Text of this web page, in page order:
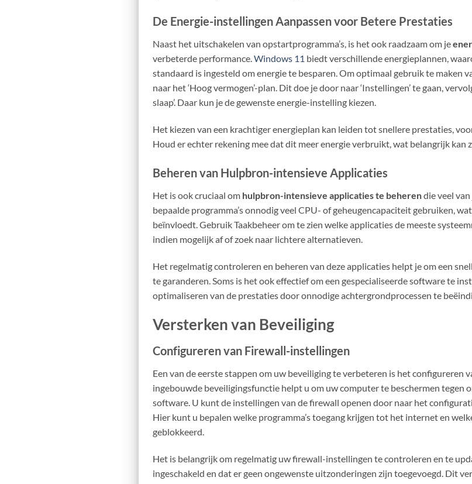
De Energie-instellingen Aanpassen voor Betere Prestaties
Naast het uitschakelen van opstartprogramma’s, is het ook raadzaam om je
verbeterde performance.Windows 11 biedt verschillende energieplannen,
standaard is ingesteld om energie te besparen. Om optimaal gebruik te maken
naar het ‘Hoog vermogen’-plan. Dit doe je door naar ‘Instellingen’ te gaan,
slaap’. Daar kun je de gewenste energie-instelling kiezen.
Het kiezen van een krachtiger energieplan kan leiden tot snellere prestaties,
Houd er echter rekening mee dat dit meer energie verbruikt, wat belangrijk kan
Beheren van Hulpbron-intensieve Applicaties
Het is ook cruciaal om hulpbron-intensieve applicaties te beherendie veel
bepaalde programma’s onnodig veel CPU- of geheugencapaciteit gebruiken,
beïnvloedt. Gebruik Taakbeheer om te zien welke applicaties de meeste
indien mogelijk af of zoek naar lichtere alternatieven.
Het regelmatig controleren en beheren van deze applicaties helpt je om een
te garanderen. Soms is het ook effectief om een gespecialiseerde software te
optimaliseren van de prestaties door onnodige achtergrondprocessen te
Versterken van Beveiliging
Configureren van Firewall-instellingen
Een van de eerste stappen om uw beveiliging te verbeteren is het configureren
ingebouwde beveiligingsfunctie helpt u om uw computer te beschermen tegen
software. U kunt de instellingen van de firewall openen door naar het
Hier kunt u bepalen welke programma’s toegang krijgen tot het internet en
geblokkeerd.
Het is belangrijk om regelmatig uw firewall-instellingen te controleren en te
ingeschakeld en dat er geen ongewenste uitzonderingen zijn toegevoegd. Dit